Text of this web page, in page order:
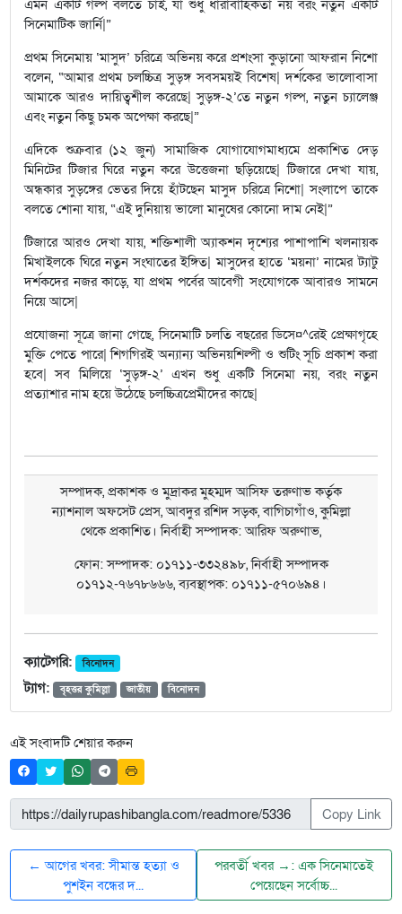
এমন একটি গল্প বলতে চাই, যা শুধু ধারাবাহিকতা নয় বরং নতুন একটি
সিনেমাটিক জার্নি|”
প্রথম সিনেমায় ‘মাসুদ’ চরিত্রে অভিনয় করে প্রশংসা কুড়ানো আফরান নিশো
বলেন, “আমার প্রথম চলচ্চিত্র সুড়ঙ্গ সবসময়ই বিশেষ| দর্শকের ভালোবাসা
আমাকে আরও দায়িত্বশীল করেছে| সুড়ঙ্গ-২’তে নতুন গল্প, নতুন চ্যালেঞ্জ
এবং নতুন কিছু চমক অপেক্ষা করছে|”
এদিকে শুক্রবার (১২ জুন) সামাজিক যোগাযোগমাধ্যমে প্রকাশিত দেড়
মিনিটের টিজার ঘিরে নতুন করে উত্তেজনা ছড়িয়েছে| টিজারে দেখা যায়,
অন্ধকার সুড়ঙ্গের ভেতর দিয়ে হাঁটছেন মাসুদ চরিত্রে নিশো| সংলাপে তাকে
বলতে শোনা যায়, “এই দুনিয়ায় ভালো মানুষের কোনো দাম নেই|”
টিজারে আরও দেখা যায়, শক্তিশালী অ্যাকশন দৃশ্যের পাশাপাশি খলনায়ক
মিখাইলকে ঘিরে নতুন সংঘাতের ইঙ্গিত| মাসুদের হাতে ‘ময়না’ নামের ট্যাটু
দর্শকদের নজর কাড়ে, যা প্রথম পর্বের আবেগী সংযোগকে আবারও সামনে
নিয়ে আসে|
প্রযোজনা সূত্রে জানা গেছে, সিনেমাটি চলতি বছরের ডিসে¤^রেই প্রেক্ষাগৃহে
মুক্তি পেতে পারে| শিগগিরই অন্যান্য অভিনয়শিল্পী ও শুটিং সূচি প্রকাশ করা
হবে| সব মিলিয়ে ‘সুড়ঙ্গ-২’ এখন শুধু একটি সিনেমা নয়, বরং নতুন
প্রত্যাশার নাম হয়ে উঠেছে চলচ্চিত্রপ্রেমীদের কাছে|
সম্পাদক, প্রকাশক ও মুদ্রাকর মুহম্মদ আসিফ তরুণাভ কর্তৃক
ন্যাশনাল অফসেট প্রেস, আবদুর রশিদ সড়ক, বাগিচাগাঁও, কুমিল্লা
থেকে প্রকাশিত। নির্বাহী সম্পাদক: আরিফ অরুণাভ,
ফোন: সম্পাদক: ০১৭১১-৩৩২৪৯৮, নির্বাহী সম্পাদক
০১৭১২-৭৬৭৮৬৬৬, ব্যবস্থাপক: ০১৭১১-৫৭০৬৯৪।
ক্যাটেগরি: বিনোদন
ট্যাগ: বৃহত্তর কুমিল্লা জাতীয় বিনোদন
এই সংবাদটি শেয়ার করুন
Copy Link
← আগের খবর: সীমান্ত হত্যা ও
পুশইন বন্ধের দ...
পরবর্তী খবর →: এক সিনেমাতেই
পেয়েছেন সর্বোচ্চ...